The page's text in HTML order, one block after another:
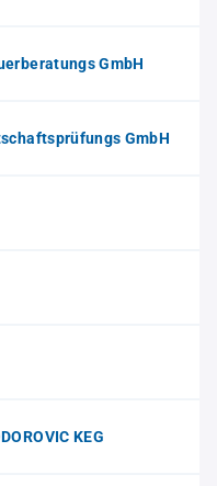
GmbH
GmbH
KEG